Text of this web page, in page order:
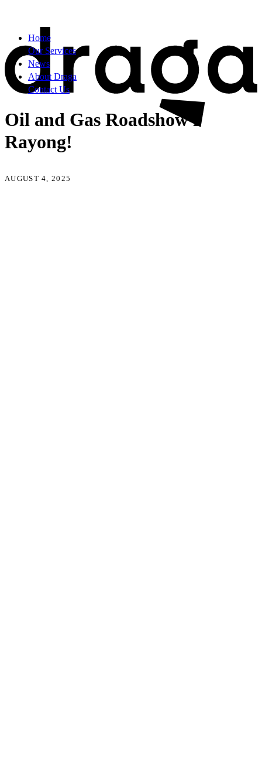
Home
Our Services
News
About Draga
Contact Us
Oil and Gas Roadshow i
Rayong!
AUGUST 4, 2025